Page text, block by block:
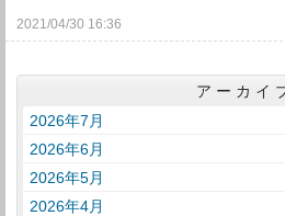
2021/04/30 16:36
アーカイ
2026年7月
2026年6月
2026年5月
2026年4月